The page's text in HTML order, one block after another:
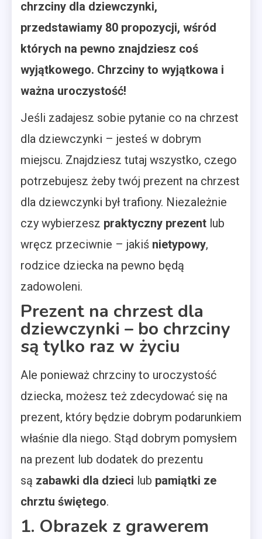
chrzciny dla dziewczynki,
przedstawiamy 80 propozycji, wśród
których na pewno znajdziesz coś
wyjątkowego. Chrzciny to wyjątkowa i
ważna uroczystość!
Jeśli zadajesz sobie pytanie co na chrzest
dla dziewczynki – jesteś w dobrym
miejscu. Znajdziesz tutaj wszystko, czego
potrzebujesz żeby twój prezent na chrzest
dla dziewczynki był trafiony. Niezależnie
czy wybierzesz praktyczny prezent lub
wręcz przeciwnie – jakiś nietypowy,
rodzice dziecka na pewno będą
zadowoleni.
Prezent na chrzest dla
dziewczynki – bo chrzciny
są tylko raz w życiu
Ale ponieważ chrzciny to uroczystość
dziecka, możesz też zdecydować się na
prezent, który będzie dobrym podarunkiem
właśnie dla niego. Stąd dobrym pomysłem
na prezent lub dodatek do prezentu
są zabawki dla dzieci lub pamiątki ze
chrztu świętego.
1. Obrazek z grawerem